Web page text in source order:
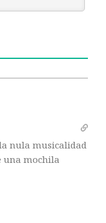
nula musicalidad
una mochila